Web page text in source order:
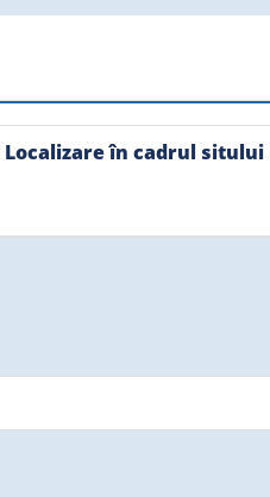
în cadrul sitului